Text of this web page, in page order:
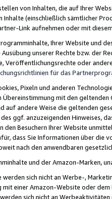
von Inhalten, die auf Ihrer
Inhalte (einschließlich sämtlicher
Link aufnehmen oder mit
Ihrer Website und
unserer Rechte bzw. der
Veröffentlichungsrechte oder
für das
Pixeln und anderen
Übereinstimmung mit den
auf andere Weise die geltenden
ggf. anzuzeigenden Hinweises,
den Besuchern Ihrer Website
dass Sie Informationen über die
nach den anwendbaren
und der Amazon-Marken,
werden sich nicht an Werbe-,
mit einer Amazon-Website oder
sich nicht an